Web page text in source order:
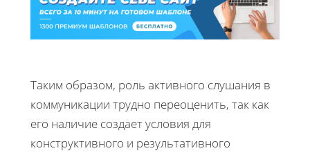
Таким образом, роль активного слушания в
коммуникации трудно переоценить, так как
его наличие создает условия для
конструктивного и результативного